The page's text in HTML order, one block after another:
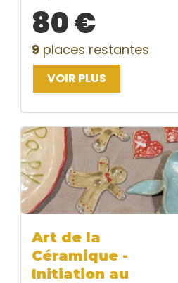
80 €
9 places restantes
VOIR PLUS
Art de la
Céramique -
Initiation au